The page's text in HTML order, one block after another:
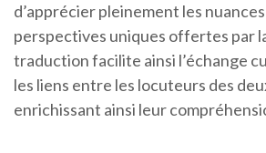
d’apprécier pleinement les
perspectives uniques offertes par
traduction facilite ainsi l’échange
les liens entre les locuteurs des
enrichissant ainsi leur